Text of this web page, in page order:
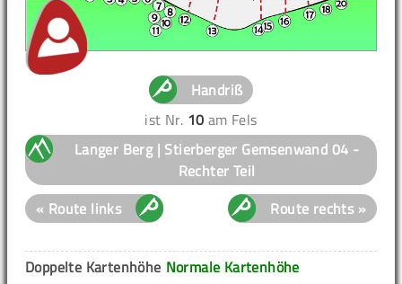
Handriß
ist Nr. 10 am Fels
Langer Berg | Stierberger Gemsenwand 04 -
Rechter Teil
« Route links
Route rechts »
Normale Kartenhöhe
Doppelte Kartenhöhe